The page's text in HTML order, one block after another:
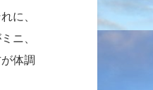
に、
ニ、
体調